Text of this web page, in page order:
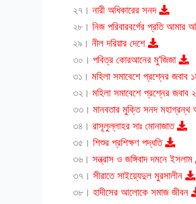
২৭। নারী অধিকারের সনদ
২৮। নিজ পরিবারবর্গের প্রতি আমার
২৯। নীল দরিয়ার দেশে
৩০। পবিত্র কোরআনের মু’জিজা
৩১। মহিলা সমাবেশে প্রশ্নের জবাব
৩২। মহিলা সমাবেশে প্রশ্নের জবাব
৩৩। মানবতার মুক্তি সনদ
৩৪। রাসূলুল্লাহর সাঃ মোনাজাত
৩৫। শিশুর প্রশিক্ষণ পদ্ধতি
৩৬। সন্ত্রাস ও জঙ্গিবাদ দমনে ইসলাম
৩৭। সীরাতে সাইয়্যেদুল মুরসালীন
৩৮। হাদীসের আলোকে সমাজ জীবন